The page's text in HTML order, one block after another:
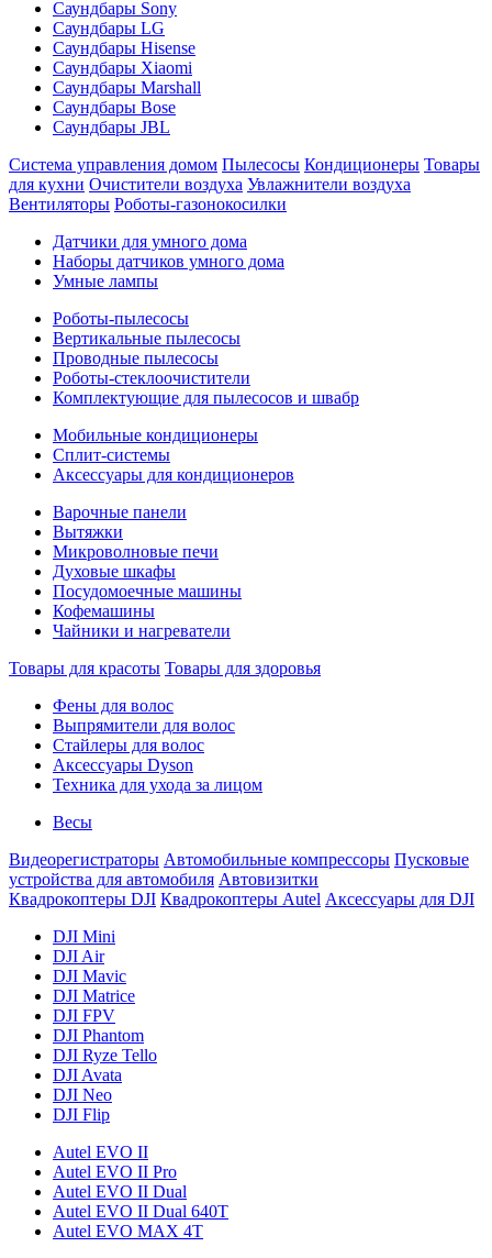
Саундбары Sony
Саундбары LG
Саундбары Hisense
Саундбары Xiaomi
Саундбары Marshall
Саундбары Bose
Саундбары JBL
Система управления домом Пылесосы Кондиционеры Товары
для кухни Очистители воздуха Увлажнители воздуха
Вентиляторы Роботы-газонокосилки
Датчики для умного дома
Наборы датчиков умного дома
Умные лампы
Роботы-пылесосы
Вертикальные пылесосы
Проводные пылесосы
Роботы-стеклоочистители
Комплектующие для пылесосов и швабр
Мобильные кондиционеры
Сплит-системы
Аксессуары для кондиционеров
Варочные панели
Вытяжки
Микроволновые печи
Духовые шкафы
Посудомоечные машины
Кофемашины
Чайники и нагреватели
Товары для красоты Товары для здоровья
Фены для волос
Выпрямители для волос
Стайлеры для волос
Аксессуары Dyson
Техника для ухода за лицом
Весы
Видеорегистраторы Автомобильные компрессоры Пусковые
устройства для автомобиля Автовизитки
Квадрокоптеры DJI Квадрокоптеры Autel Аксессуары для DJI
DJI Mini
DJI Air
DJI Mavic
DJI Matrice
DJI FPV
DJI Phantom
DJI Ryze Tello
DJI Avata
DJI Neo
DJI Flip
Autel EVO II
Autel EVO II Pro
Autel EVO II Dual
Autel EVO II Dual 640T
Autel EVO MAX 4T